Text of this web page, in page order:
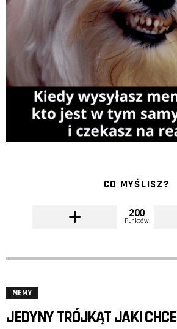
CO MYŚLISZ?
200
Punktów
MEMY
JEDYNY TRÓJKĄT JAKI CHCE